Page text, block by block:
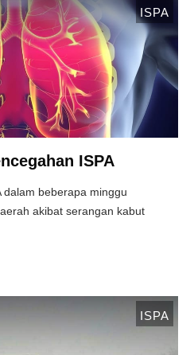
ISPA
ISPA
dalam beberapa minggu
akibat serangan kabut
ISPA